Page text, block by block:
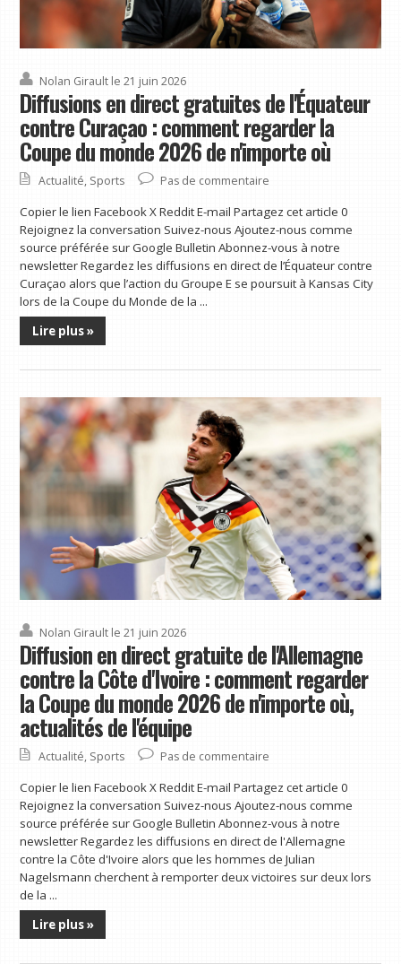
Nolan Girault le 21 juin 2026
Diffusions en direct gratuites de l'Équateur
contre Curaçao : comment regarder la
Coupe du monde 2026 de n'importe où
Actualité, Sports Pas de commentaire
Copier le lien Facebook X Reddit E-mail Partagez cet article 0
Rejoignez la conversation Suivez-nous Ajoutez-nous comme
source préférée sur Google Bulletin Abonnez-vous à notre
newsletter Regardez les diffusions en direct de l’Équateur contre
Curaçao alors que l’action du Groupe E se poursuit à Kansas City
lors de la Coupe du Monde de la ...
Lire plus »
Nolan Girault le 21 juin 2026
Diffusion en direct gratuite de l'Allemagne
contre la Côte d'Ivoire : comment regarder
la Coupe du monde 2026 de n'importe où,
actualités de l'équipe
Actualité, Sports Pas de commentaire
Copier le lien Facebook X Reddit E-mail Partagez cet article 0
Rejoignez la conversation Suivez-nous Ajoutez-nous comme
source préférée sur Google Bulletin Abonnez-vous à notre
newsletter Regardez les diffusions en direct de l'Allemagne
contre la Côte d'Ivoire alors que les hommes de Julian
Nagelsmann cherchent à remporter deux victoires sur deux lors
de la ...
Lire plus »